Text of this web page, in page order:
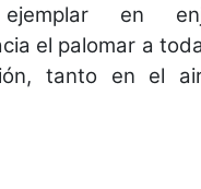
en
el palomar a
tanto en el